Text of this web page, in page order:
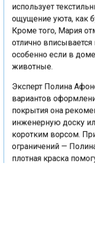
использует
ощущение уюта, как
Кроме того, Мария
отлично
особенно если в
животные.
Эксперт Полина
вариантов
покрытия она
инженерную доску
коротким ворсом.
ограничений —
плотная краска